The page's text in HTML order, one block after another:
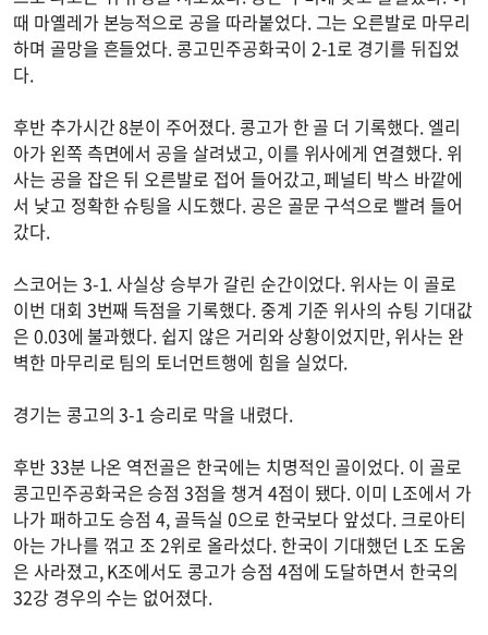
때 마옐레가 본능적으로 공을 따라붙었다. 그는 오른발로 마무리
하며 골망을 흔들었다. 콩고민주공화국이 2-1로 경기를 뒤집었
다.
후반 추가시간 8분이 주어졌다. 콩고가 한 골 더 기록했다. 엘리
아가 왼쪽 측면에서 공을 살려냈고, 이를 위사에게 연결했다. 위
사는 공을 잡은 뒤 오른발로 접어 들어갔고, 페널티 박스 바깥에
서 낮고 정확한 슈팅을 시도했다. 공은 골문 구석으로 빨려 들어
갔다.
스코어는 3-1. 사실상 승부가 갈린 순간이었다. 위사는 이 골로
이번 대회 3번째 득점을 기록했다. 중계 기준 위사의 슈팅 기대값
은 0.03에 불과했다. 쉽지 않은 거리와 상황이었지만, 위사는 완
벽한 마무리로 팀의 토너먼트행에 힘을 실었다.
경기는 콩고의 3-1 승리로 막을 내렸다.
후반 33분 나온 역전골은 한국에는 치명적인 골이었다. 이 골로
콩고민주공화국은 승점 3점을 챙겨 4점이 됐다. 이미 L조에서 가
나가 패하고도 승점 4, 골득실 0으로 한국보다 앞섰다. 크로아티
아는 가나를 꺾고 조 2위로 올라섰다. 한국이 기대했던 L조 도움
은 사라졌고, K조에서도 콩고가 승점 4점에 도달하면서 한국의
32강 경우의 수는 없어졌다.